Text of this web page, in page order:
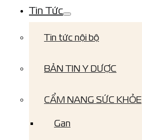
Tin Tức
Tin tức nội bộ
BẢN TIN Y DƯỢC
CẨM NANG SỨC KHỎE
Gan